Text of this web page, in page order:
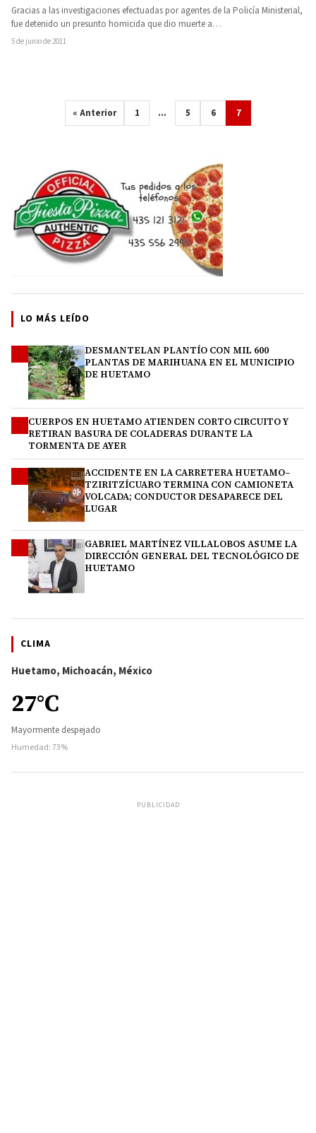
Gracias a las investigaciones efectuadas por agentes de la Policía Ministerial,
fue detenido un presunto homicida que dio muerte a…
5 de junio de 2011
« Anterior 1 … 5 6 7
LO MÁS LEÍDO
DESMANTELAN PLANTÍO CON MIL 600
PLANTAS DE MARIHUANA EN EL MUNICIPIO
DE HUETAMO
CUERPOS EN HUETAMO ATIENDEN CORTO CIRCUITO Y
RETIRAN BASURA DE COLADERAS DURANTE LA
TORMENTA DE AYER
ACCIDENTE EN LA CARRETERA HUETAMO–
TZIRITZÍCUARO TERMINA CON CAMIONETA
VOLCADA; CONDUCTOR DESAPARECE DEL
LUGAR
GABRIEL MARTÍNEZ VILLALOBOS ASUME LA
DIRECCIÓN GENERAL DEL TECNOLÓGICO DE
HUETAMO
CLIMA
Huetamo, Michoacán, México
27°C
Mayormente despejado
Humedad: 73%
PUBLICIDAD